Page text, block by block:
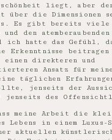
liegt, aber
über die Dimensionen
Es gibt bereits viele
und den
ich hatte das Gefühl,
Erkenntnisse
einen direkteren und
Ansatz für
täglichen
jenseits der
jenseits des
meine Arbeit die
Lebens in einem
aktuellen